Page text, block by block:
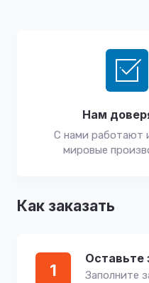
Нам
С нами работают
мировые
Как заказать
1
Оставьте
Заполните